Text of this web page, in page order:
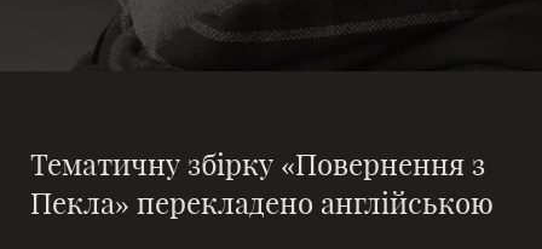
Тематичну збірку «Повернення з
Пекла» перекладено англійською